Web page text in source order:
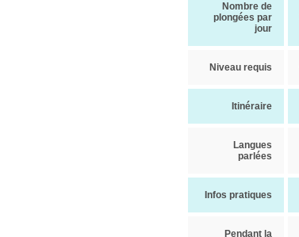
Nombre de
plongées par
jour
Niveau requis
Itinéraire
Langues
parlées
Infos pratiques
Pendant la